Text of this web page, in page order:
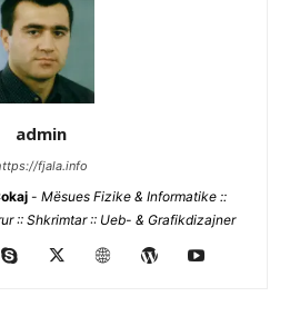
admin
fjala.info
- Mësues Fizike & Informatike ::
:: Shkrimtar :: Ueb- & Grafikdizajner